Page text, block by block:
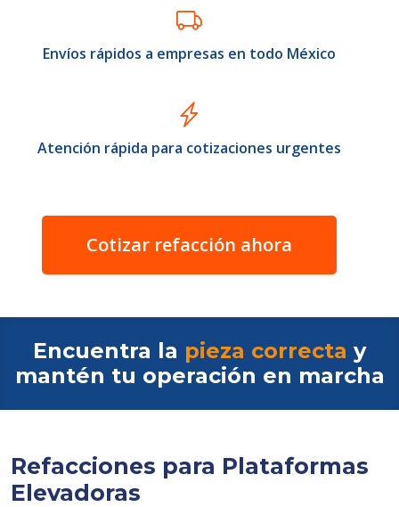
Envíos rápidos a empresas en todo México
Atención rápida para cotizaciones urgentes
Cotizar refacción ahora
Encuentra la pieza correcta y
mantén tu operación en marcha
Refacciones para Plataformas
Elevadoras